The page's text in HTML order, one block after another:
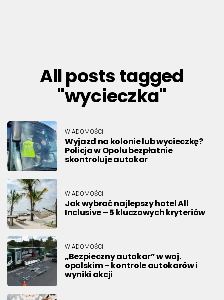
All posts tagged
"wycieczka"
WIADOMOŚCI
Wyjazd na kolonie lub wycieczkę?
Policja w Opolu bezpłatnie
skontroluje autokar
WIADOMOŚCI
Jak wybrać najlepszy hotel All
Inclusive – 5 kluczowych kryteriów
WIADOMOŚCI
„Bezpieczny autokar” w woj.
opolskim – kontrole autokarów i
wyniki akcji